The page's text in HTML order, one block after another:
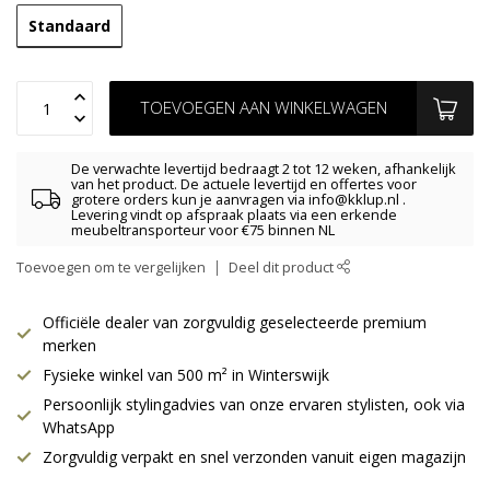
Standaard
TOEVOEGEN AAN WINKELWAGEN
De verwachte levertijd bedraagt 2 tot 12 weken, afhankelijk
van het product. De actuele levertijd en offertes voor
grotere orders kun je aanvragen via info@kklup.nl .
Levering vindt op afspraak plaats via een erkende
meubeltransporteur voor €75 binnen NL
Toevoegen om te vergelijken Deel dit product
Officiële dealer van zorgvuldig geselecteerde premium
merken
Fysieke winkel van 500 m² in Winterswijk
Persoonlijk stylingadvies van onze ervaren stylisten, ook via
WhatsApp
Zorgvuldig verpakt en snel verzonden vanuit eigen magazijn